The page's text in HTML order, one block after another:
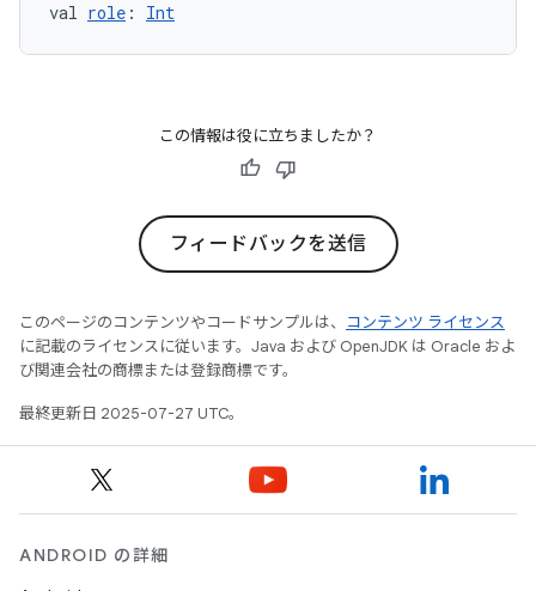
val role : Int
この情報は役に立ちましたか？
フィードバックを送信
このページのコンテンツやコードサンプルは、
コンテンツ ライセンス
に記載のライセンスに従います。Java および OpenJDK は Oracle およ
び関連会社の商標または登録商標です。
最終更新日 2025-07-27 UTC。
ANDROID の詳細